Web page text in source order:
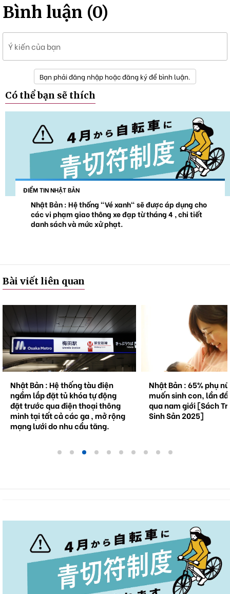
Bình luận (0)
Ý kiến của bạn
Bạn phải đăng nhập hoặc đăng ký để bình luận.
Có thể bạn sẽ thích
ĐIỂM TIN NHẬT BẢN
Nhật Bản : Hệ thống "Vé xanh" sẽ được áp dụng cho
các vi phạm giao thông xe đạp từ tháng 4 , chi tiết
danh sách và mức xử phạt.
Bài viết liên quan
Nhật Bản : Hệ thống tàu điện
ngầm lắp đặt tủ khóa tự động
đặt trước qua điện thoại thông
minh tại tất cả các ga , mở rộng
mạng lưới do nhu cầu tăng.
Nhật Bản : 65% phụ
muốn sinh con, lần
qua nam giới [Sách
Sinh Sản 2025]